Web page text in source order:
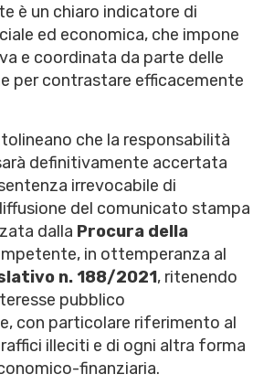
è un chiaro indicatore di
ed economica, che impone
e coordinata da parte delle
per contrastare efficacemente
che la responsabilità
definitivamente accertata
irrevocabile di
del comunicato stampa
dalla Procura della
in ottemperanza al
n. 188/2021, ritenendo
pubblico
con particolare riferimento al
illeciti e di ogni altra forma
finanziaria.